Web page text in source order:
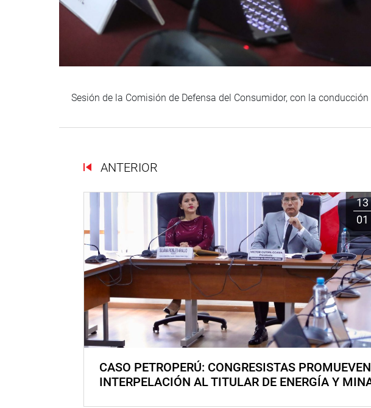
Sesión de la Comisión de Defensa del Consumidor, con la
ANTERIOR
13
01
CASO PETROPERÚ: CONGRESISTAS PROMUEVEN
INTERPELACIÓN AL TITULAR DE ENERGÍA Y